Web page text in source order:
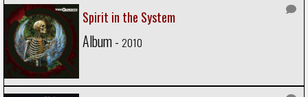
Spirit in the System
Album - 2010